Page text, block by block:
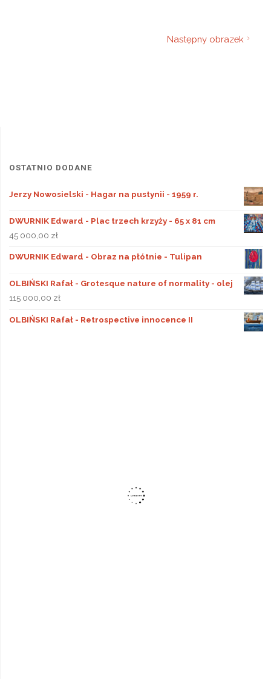
Następny obrazek
OSTATNIO DODANE
Jerzy Nowosielski - Hagar na pustynii - 1959 r.
DWURNIK Edward - Plac trzech krzyży - 65 x 81 cm
45 000,00 zł
DWURNIK Edward - Obraz na płótnie - Tulipan
OLBIŃSKI Rafał - Grotesque nature of normality - olej
115 000,00 zł
OLBIŃSKI Rafał - Retrospective innocence II